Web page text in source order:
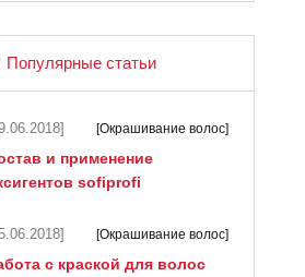
Популярные статьи
[Окрашивание волос]
и применение
sofiprofi
[Окрашивание волос]
с краской для волос